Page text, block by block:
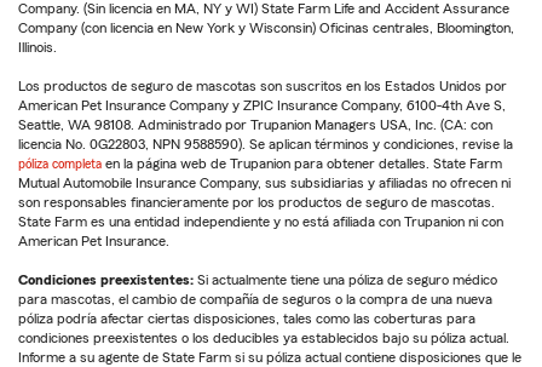
Company. (Sin licencia en MA, NY y WI) State Farm Life and Accident Assurance
Company (con licencia en New York y Wisconsin) Oficinas centrales, Bloomington,
Illinois.
Los productos de seguro de mascotas son suscritos en los Estados Unidos por
American Pet Insurance Company y ZPIC Insurance Company, 6100-4th Ave S,
Seattle, WA 98108. Administrado por Trupanion Managers USA, Inc. (CA: con
licencia No. 0G22803, NPN 9588590). Se aplican términos y condiciones, revise la
póliza completa en la página web de Trupanion para obtener detalles. State Farm
Mutual Automobile Insurance Company, sus subsidiarias y afiliadas no ofrecen ni
son responsables financieramente por los productos de seguro de mascotas.
State Farm es una entidad independiente y no está afiliada con Trupanion ni con
American Pet Insurance.
Condiciones preexistentes: Si actualmente tiene una póliza de seguro médico
para mascotas, el cambio de compañía de seguros o la compra de una nueva
póliza podría afectar ciertas disposiciones, tales como las coberturas para
condiciones preexistentes o los deducibles ya establecidos bajo su póliza actual.
Informe a su agente de State Farm si su póliza actual contiene disposiciones que le